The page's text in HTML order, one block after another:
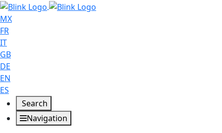
MX
FR
IT
GB
DE
EN
ES
Search
Navigation